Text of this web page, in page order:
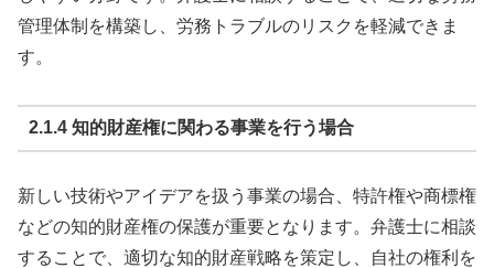
管理体制を構築し、労務トラブルのリスクを軽減できま
す。
2.1.4 知的財産権に関わる事業を行う場合
新しい技術やアイデアを扱う事業の場合、特許権や商標権
などの知的財産権の保護が重要となります。弁護士に相談
することで、適切な知的財産戦略を策定し、自社の権利を